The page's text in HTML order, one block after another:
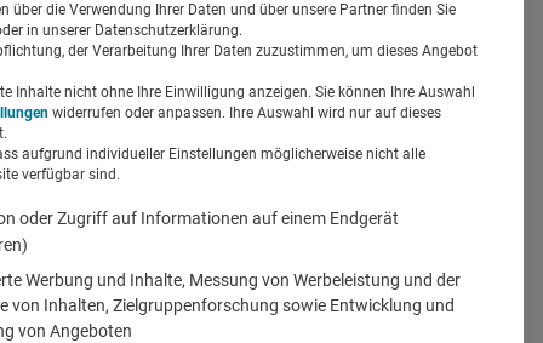
Suchen
über die Verwendung Ihrer Daten und über unsere Partner finden Sie
in unserer Datenschutzerklärung.
der Verarbeitung Ihrer Daten zuzustimmen, um dieses Angebot
Inhalte nicht ohne Ihre Einwilligung anzeigen. Sie können Ihre Auswahl
widerrufen oder anpassen. Ihre Auswahl wird nur auf dieses
aufgrund individueller Einstellungen möglicherweise nicht alle
verfügbar sind.
oder Zugriff auf Informationen auf einem Endgerät
Werbung und Inhalte, Messung von Werbeleistung und der
von Inhalten, Zielgruppenforschung sowie Entwicklung und
von Angeboten